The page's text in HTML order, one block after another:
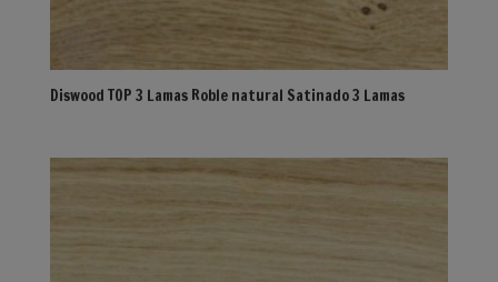
Diswood TOP 3 Lamas Roble natural Satinado 3 Lamas